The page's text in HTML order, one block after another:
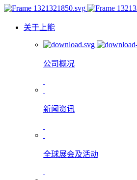
关于上能
公司概况
新闻资讯
全球展会及活动